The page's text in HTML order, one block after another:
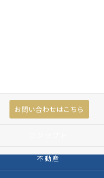
お問い合わせはこちら
不動産